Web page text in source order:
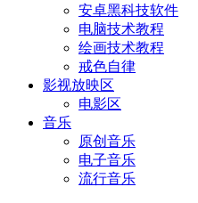
安卓黑科技软件
电脑技术教程
绘画技术教程
戒色自律
影视放映区
电影区
音乐
原创音乐
电子音乐
流行音乐